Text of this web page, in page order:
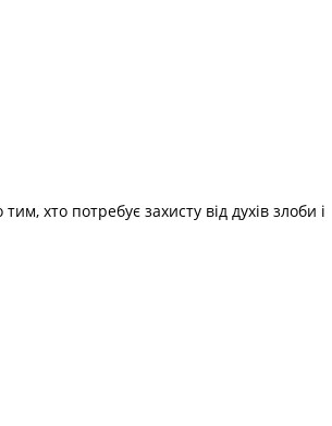
хто потребує захисту від духів злоби і